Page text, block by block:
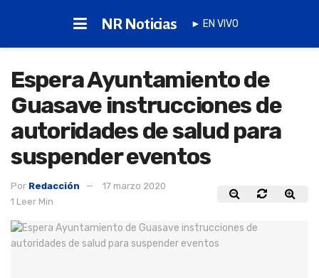
NR Noticias ► EN VIVO
Espera Ayuntamiento de
Guasave instrucciones de
autoridades de salud para
suspender eventos
Por Redacción
17 marzo 2020
1 Leer Min